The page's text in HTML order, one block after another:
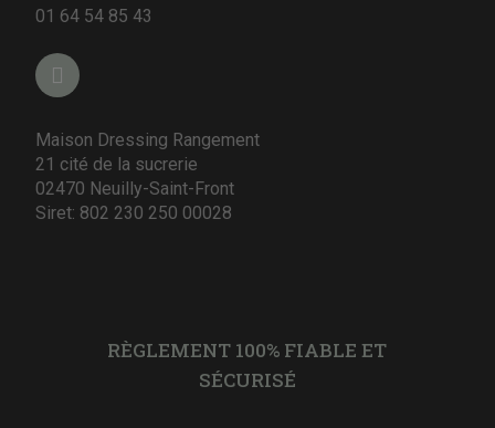
01 64 54 85 43
Maison Dressing Rangement
21 cité de la sucrerie
02470 Neuilly-Saint-Front
Siret: 802 230 250 00028
RÈGLEMENT 100% FIABLE ET
SÉCURISÉ